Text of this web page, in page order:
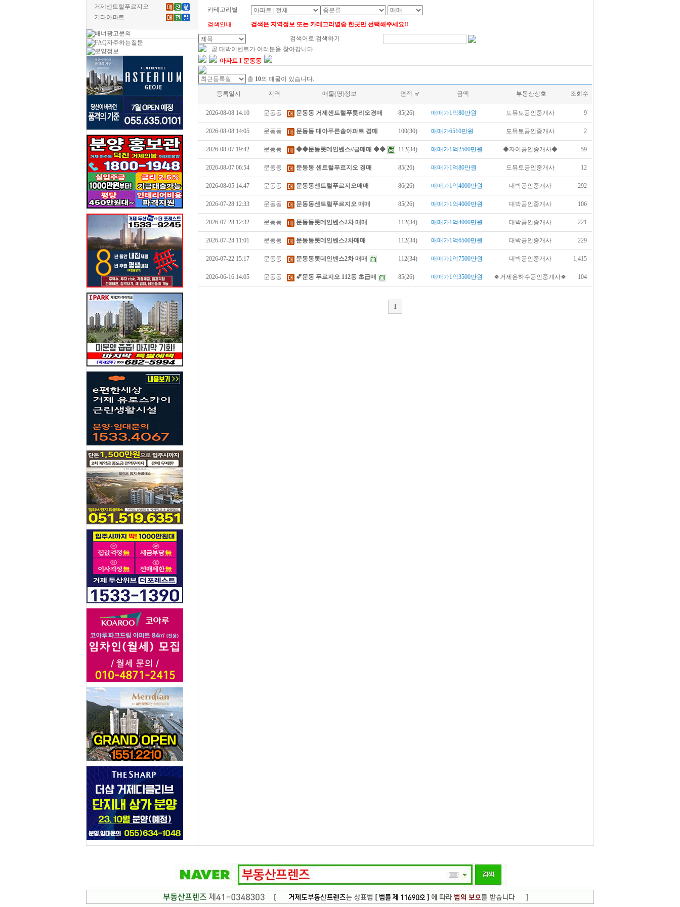
거제센트럴푸르지오
기타아파트
카테고리별
검색안내
검색은 지역정보 또는 카테고리별중 한곳만 선택해주세요!!
검색어로 검색하기
곧 대박이벤트가 여러분을 찾아갑니다.
아파트 I 문동동
총 10의 매물이 있습니다.
등록일시 지역 매물(명)정보 면적 ㎡ 금액 부동산상호 조회수
2026-08-08 14:10 문동동 문동동 거제센트럴푸릊리오경매 85(26) 매매가1억80만원 도뮤토공인중개사 9
2026-08-08 14:05 문동동 문동동 대아푸른솔아파트 경매 100(30) 매매가6510만원 도뮤토공인중개사 2
2026-08-07 19:42 문동동 ◆◆문동롯데인벤스//급매매 ◆◆ 112(34) 매매가1억2500만원 ◆자이공인중개사◆ 59
2026-08-07 06:54 문동동 문동동 센트럴푸르지오 경매 85(26) 매매가1억80만원 도뮤토공인중개사 12
2026-08-05 14:47 문동동 문동동센트럴푸르지오매매 86(26) 매매가1억4000만원 대박공인중개사 292
2026-07-28 12:33 문동동 문동동센트럴푸르지오 매매 85(26) 매매가1억4000만원 대박공인중개사 106
2026-07-28 12:32 문동동 문동동롯데인벤스2차 매매 112(34) 매매가1억4000만원 대박공인중개사 221
2026-07-24 11:01 문동동 문동동롯데인벤스2차매매 112(34) 매매가1억6500만원 대박공인중개사 229
2026-07-22 15:17 문동동 문동동롯데인벤스2차 매매 112(34) 매매가1억7500만원 대박공인중개사 1,415
2026-06-16 14:05 문동동 💕문동 푸르지오 112동 초급매 85(26) 매매가1억3500만원 🍀거제은하수공인중개사🍀 104
1